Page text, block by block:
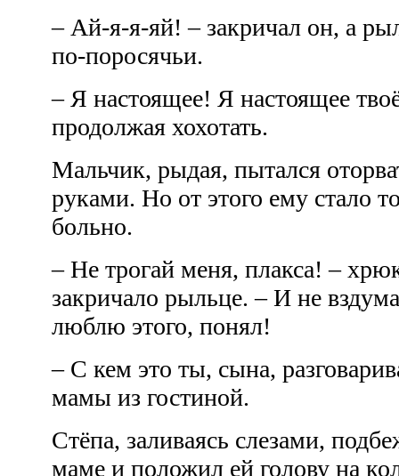
– Ай-я-я-яй! – закричал он, а
по-поросячьи.
– Я настоящее! Я настоящее
продолжая хохотать.
Мальчик, рыдая, пытался
руками. Но от этого ему стало
больно.
– Не трогай меня, плакса! –
закричало рыльце. – И не
люблю этого, понял!
– С кем это ты, сына,
мамы из гостиной.
Стёпа, заливаясь слезами,
маме и положил ей голову на